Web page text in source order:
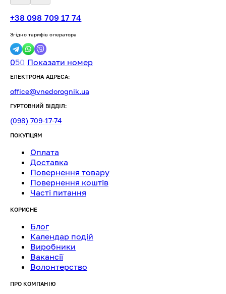
+38 098 709 17 74
Згідно тарифів оператора
050 Показати номер
ЕЛЕКТРОНА АДРЕСА:
office@vnedorognik.ua
ГУРТОВНИЙ ВІДДІЛ:
(098) 709-17-74
ПОКУПЦЯМ
Оплата
Доставка
Повернення товару
Повернення коштів
Часті питання
КОРИСНЕ
Блог
Календар подій
Виробники
Вакансії
Волонтерство
ПРО КОМПАНІЮ